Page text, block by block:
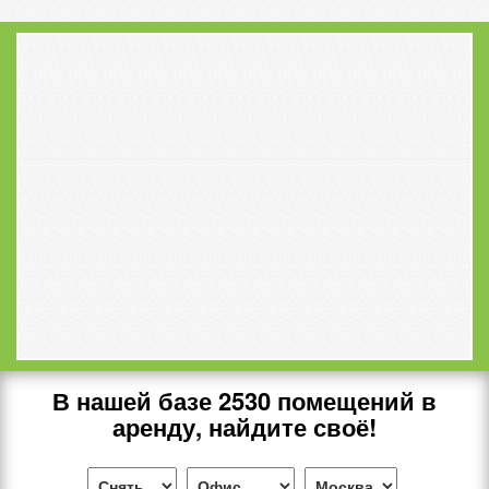
В нашей базе2530 помещений в
аренду, найдите своё!